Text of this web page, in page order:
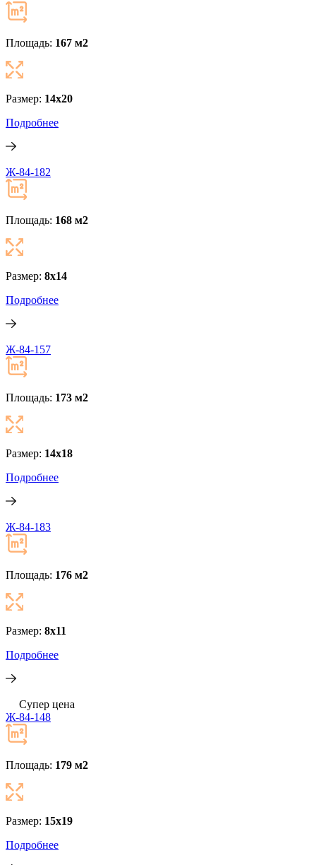
Площадь: 167 м2
Размер: 14x20
Подробнее
Ж-84-182
Площадь: 168 м2
Размер: 8x14
Подробнее
Ж-84-157
Площадь: 173 м2
Размер: 14x18
Подробнее
Ж-84-183
Площадь: 176 м2
Размер: 8x11
Подробнее
Супер цена
Ж-84-148
Площадь: 179 м2
Размер: 15x19
Подробнее